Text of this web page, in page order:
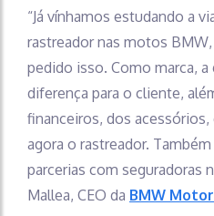
“Já vínhamos estudando a
rastreador nas motos
pedido isso. Como marca,
diferença para o cliente,
financeiros, dos acessórios,
agora o rastreador.
parcerias com seguradoras
Mallea, CEO da BMW